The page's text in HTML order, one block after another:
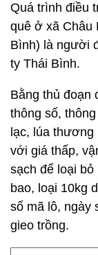
Quá trình điều
quê ở xã Châu
Bình) là người
ty Thái Bình.
Bằng thủ đoạn
thông số,
lạc, lúa
với giá thấp,
sạch để loại bỏ
bao, loại 10kg
số mã lô, ngày
gieo trồng.